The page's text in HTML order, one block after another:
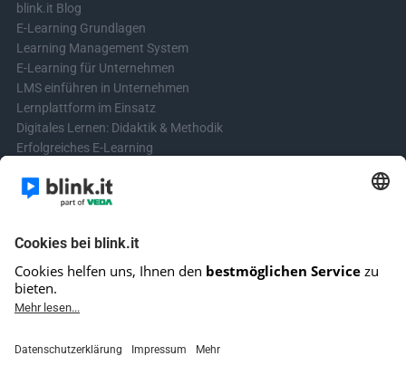
blink.it Blog
E-Learning Grundlagen
Learning Management System
E-Learning für Unternehmen
LMS einführen in Unternehmen
Lernplattform im Einsatz
Digitales Lernen: Didaktik & Methodik
Erfolgreiches E-Learning
Learning & Development
Videos für Online-Kurse erstellen
Kontakt aufnehmen
Kontaktformular
Fragen? Schreibe uns!
E-Mail-Kundensupport